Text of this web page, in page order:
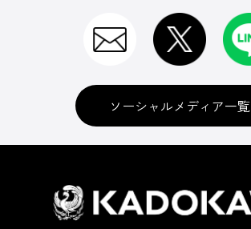
ソーシャルメディア一覧